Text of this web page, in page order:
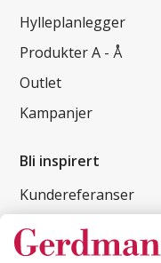
Hylleplanlegger
Produkter A - Å
Outlet
Kampanjer
Bli inspirert
Kundereferanser
Magasin
Tips og guider